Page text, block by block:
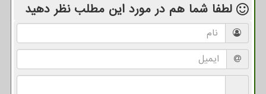
لطفا شما هم در مورد این مطلب نظر دهید